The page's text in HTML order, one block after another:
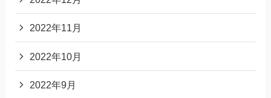
2022年11月
2022年10月
2022年9月